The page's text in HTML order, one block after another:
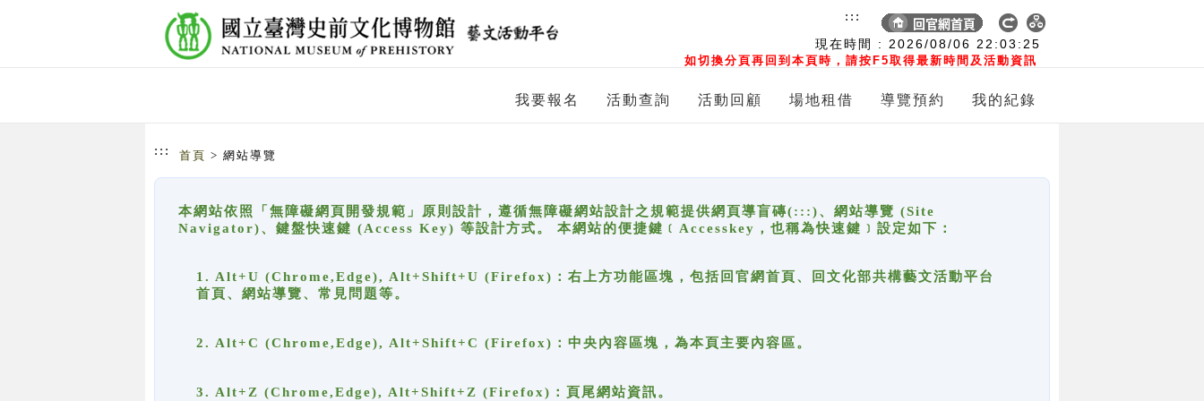
現在時間 : 2026/08/06 22:03:25
如切換分頁再回到本頁時，請按F5取得最新時間及活動資訊
:::
我要報名 活動查詢 活動回顧 場地租借 導覽預約 我的紀錄
::: 首頁 > 網站導覽
本網站依照「無障礙網頁開發規範」原則設計，遵循無障礙網站設計之規範提供網頁導盲磚(:::)、網站導覽 (Site
Navigator)、鍵盤快速鍵 (Access Key) 等設計方式。 本網站的便捷鍵﹝Accesskey，也稱為快速鍵﹞設定如下：
1. Alt+U (Chrome,Edge), Alt+Shift+U (Firefox)：右上方功能區塊，包括回官網首頁、回文化部共構藝文活動平台
首頁、網站導覽、常見問題等。
2. Alt+C (Chrome,Edge), Alt+Shift+C (Firefox)：中央內容區塊，為本頁主要內容區。
3. Alt+Z (Chrome,Edge), Alt+Shift+Z (Firefox)：頁尾網站資訊。